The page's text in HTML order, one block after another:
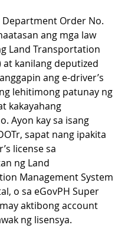
Department Order No.
ang mga law
Land Transportation
at kanilang deputized
ang e-driver’s
lehitimong patunay ng
kakayahang
Ayon kay sa isang
sapat nang ipakita
license sa
ng Land
Management System
o sa eGovPH Super
aktibong account
ng lisensya.